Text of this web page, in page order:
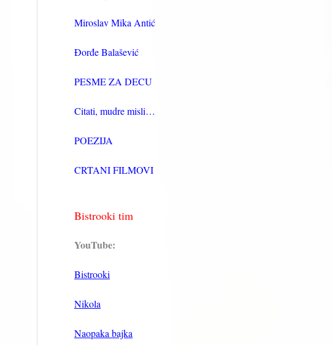
Miroslav Mika Antić
Đorđe Balašević
PESME ZA DECU
Citati, mudre misli…
POEZIJA
CRTANI FILMOVI
Bistrooki tim
YouTube:
Bistrooki
Nikola
Naopaka bajka